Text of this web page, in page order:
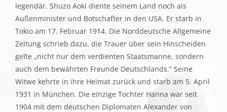
legendär. Shuzo Aoki diente seinem Land noch als
Außenminister und Botschafter in den USA. Er starb in
Tokio am 17. Februar 1914. Die Norddeutsche Allgemeine
Zeitung schrieb dazu, die Trauer über sein Hinscheiden
gelte „nicht nur dem verdienten Staatsmanne, sondern
auch dem bewährten Freunde Deutschlands.“ Seine
Witwe kehrte in ihre Heimat zurück und starb am 5. April
1931 in München. Die einzige Tochter Hanna war seit
1904 mit dem deutschen Diplomaten Alexander von